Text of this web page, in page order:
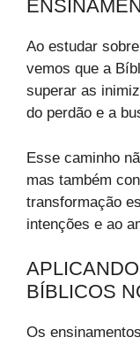
Ao estudar
vemos que a
superar as
do perdão e a
Esse caminho
mas também
transformação
intenções e ao
BÍBLICOS
Os